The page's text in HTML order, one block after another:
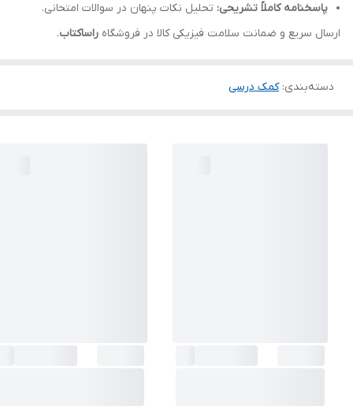
پاسخنامه کاملاً تشریحی: تحلیل نکات پنهان در سوالات امتحانی.
ارسال سریع و ضمانت سلامت فیزیکی کالا در فروشگاه راساکتاب.
دسته‌بندی:کمک درسی